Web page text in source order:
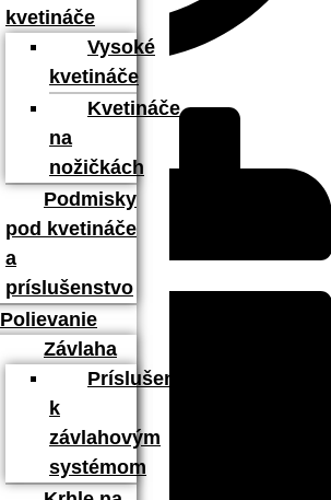
kvetináče
Vysoké
kvetináče
Kvetináče
na
nožičkách
Podmisky
pod kvetináče
a
príslušenstvo
Polievanie
Závlaha
Príslušenstvo
k
závlahovým
systémom